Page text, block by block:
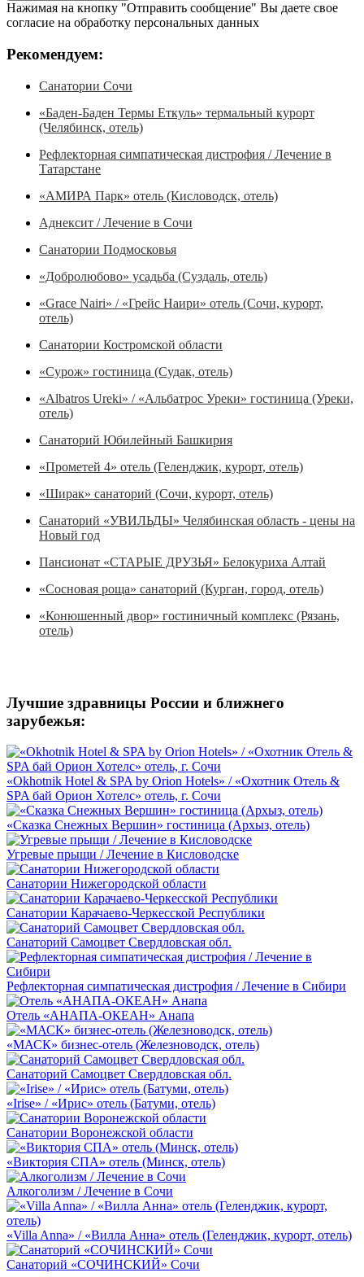
Нажимая на кнопку "Отправить сообщение" Вы даете свое
согласие на обработку персональных данных
Рекомендуем:
Санатории Сочи
«Баден-Баден Термы Еткуль» термальный курорт
(Челябинск, отель)
Рефлекторная симпатическая дистрофия / Лечение в
Татарстане
«АМИРА Парк» отель (Кисловодск, отель)
Аднексит / Лечение в Сочи
Санатории Подмосковья
«Добролюбово» усадьба (Суздаль, отель)
«Grace Nairi» / «Грейс Наири» отель (Сочи, курорт,
отель)
Санатории Костромской области
«Сурож» гостиница (Судак, отель)
«Albatros Ureki» / «Альбатрос Уреки» гостиница (Уреки,
отель)
Санаторий Юбилейный Башкирия
«Прометей 4» отель (Геленджик, курорт, отель)
«Ширак» санаторий (Сочи, курорт, отель)
Санаторий «УВИЛЬДЫ» Челябинская область - цены на
Новый год
Пансионат «СТАРЫЕ ДРУЗЬЯ» Белокуриха Алтай
«Сосновая роща» санаторий (Курган, город, отель)
«Конюшенный двор» гостиничный комплекс (Рязань,
отель)
Лучшие здравницы России и ближнего
зарубежья:
«Okhotnik Hotel & SPA by Orion Hotels» / «Охотник Отель &
SPA бай Орион Хотелс» отель, г. Сочи
«Сказка Снежных Вершин» гостиница (Архыз, отель)
Угревые прыщи / Лечение в Кисловодске
Санатории Нижегородской области
Санатории Карачаево-Черкесской Республики
Санаторий Самоцвет Свердловская обл.
Рефлекторная симпатическая дистрофия / Лечение в Сибири
Отель «АНАПА-ОКЕАН» Анапа
«МАСК» бизнес-отель (Железноводск, отель)
Санаторий Самоцвет Свердловская обл.
«Irise» / «Ирис» отель (Батуми, отель)
Санатории Воронежской области
«Виктория СПА» отель (Минск, отель)
Алкоголизм / Лечение в Сочи
«Villa Anna» / «Вилла Анна» отель (Геленджик, курорт, отель)
Санаторий «СОЧИНСКИЙ» Сочи